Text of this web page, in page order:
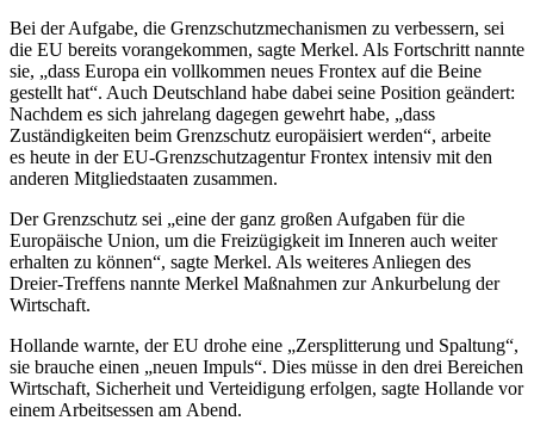
Bei der Aufgabe, die Grenzschutzmechanismen zu verbessern, sei
die EU bereits vorangekommen, sagte Merkel. Als Fortschritt nannte
sie, „dass Europa ein vollkommen neues Frontex auf die Beine
gestellt hat“. Auch Deutschland habe dabei seine Position geändert:
Nachdem es sich jahrelang dagegen gewehrt habe, „dass
Zuständigkeiten beim Grenzschutz europäisiert werden“, arbeite
es heute in der EU-Grenzschutzagentur Frontex intensiv mit den
anderen Mitgliedstaaten zusammen.
Der Grenzschutz sei „eine der ganz großen Aufgaben für die
Europäische Union, um die Freizügigkeit im Inneren auch weiter
erhalten zu können“, sagte Merkel. Als weiteres Anliegen des
Dreier-Treffens nannte Merkel Maßnahmen zur Ankurbelung der
Wirtschaft.
Hollande warnte, der EU drohe eine „Zersplitterung und Spaltung“,
sie brauche einen „neuen Impuls“. Dies müsse in den drei Bereichen
Wirtschaft, Sicherheit und Verteidigung erfolgen, sagte Hollande vor
einem Arbeitsessen am Abend.